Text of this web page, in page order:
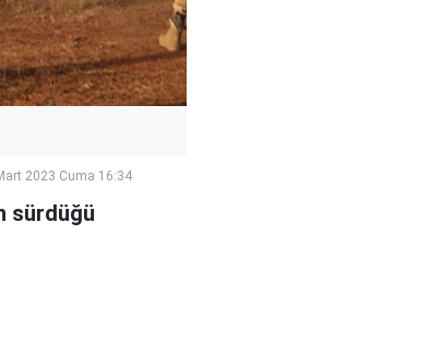
2023 Cuma 16:34
sürdüğü